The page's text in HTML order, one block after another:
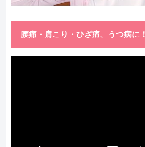
腰痛・肩こり・ひざ痛、うつ病に！